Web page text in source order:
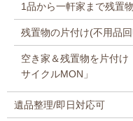
1品から一軒家まで残置
残置物の片付け(不用品
空き家＆残置物を片付け
サイクルMON」
遺品整理/即日対応可